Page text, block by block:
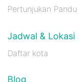
Pertunjukan Pandu
Jadwal & Lokasi
Daftar kota
Blog